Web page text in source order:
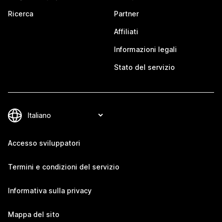
Ricerca Partner
Affiliati
Informazioni legali
Stato del servizio
Accesso sviluppatori
Termini e condizioni del servizio
Informativa sulla privacy
Mappa del sito